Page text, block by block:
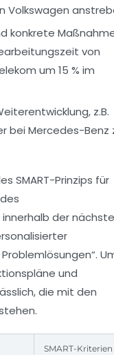
Volkswagen
konkrete
von
um 15 % im
z.B.
bei Mercedes-Benz
SMART-Prinzips für
innerhalb der
und
die mit den
SMART-Kriterien